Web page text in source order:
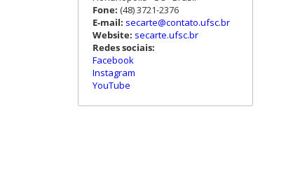
Fone: (48) 3721-2376
E-mail: secarte@contato.ufsc.br
Website: secarte.ufsc.br
Redes sociais:
Facebook
Instagram
YouTube